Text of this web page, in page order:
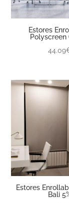
Estores
Polyscreen
Estores
Bali